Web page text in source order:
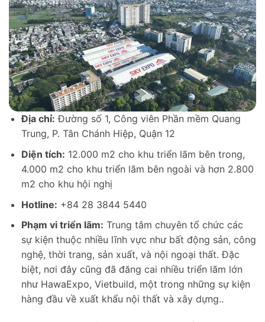
Địa chỉ: Đường số 1, Công viên Phần mềm Quang
Trung, P. Tân Chánh Hiệp, Quận 12
Diện tích: 12.000 m2 cho khu triển lãm bên trong,
4.000 m2 cho khu triển lãm bên ngoài và hơn 2.800
m2 cho khu hội nghị
Hotline: +84 28 3844 5440
Phạm vi triển lãm: Trung tâm chuyên tổ chức các
sự kiện thuộc nhiều lĩnh vực như bất động sản, công
nghệ, thời trang, sản xuất, và nội ngoại thất. Đặc
biệt, nơi đây cũng đã đăng cai nhiều triển lãm lớn
như HawaExpo, Vietbuild, một trong những sự kiện
hàng đầu về xuất khẩu nội thất và xây dựng..